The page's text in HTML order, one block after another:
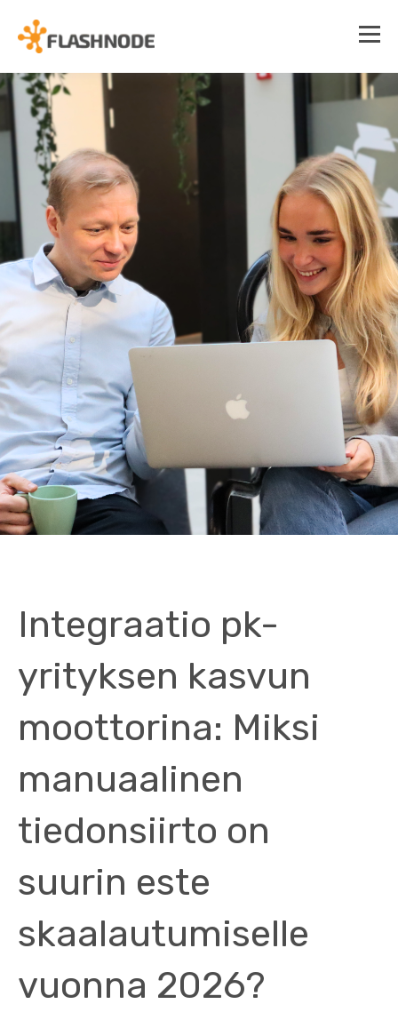
Integraatio pk-
yrityksen kasvun
moottorina: Miksi
manuaalinen
tiedonsiirto on
suurin este
skaalautumiselle
vuonna 2026?